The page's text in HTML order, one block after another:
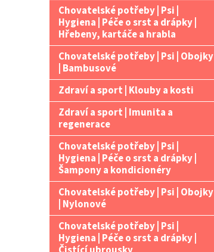
Chovatelské potřeby | Psi |
Hygiena | Péče o srst a drápky |
Hřebeny, kartáče a hrabla
Chovatelské potřeby | Psi | Obojky
| Bambusové
Zdraví a sport | Klouby a kosti
Zdraví a sport | Imunita a
regenerace
Chovatelské potřeby | Psi |
Hygiena | Péče o srst a drápky |
Šampony a kondicionéry
Chovatelské potřeby | Psi | Obojky
| Nylonové
Chovatelské potřeby | Psi |
Hygiena | Péče o srst a drápky |